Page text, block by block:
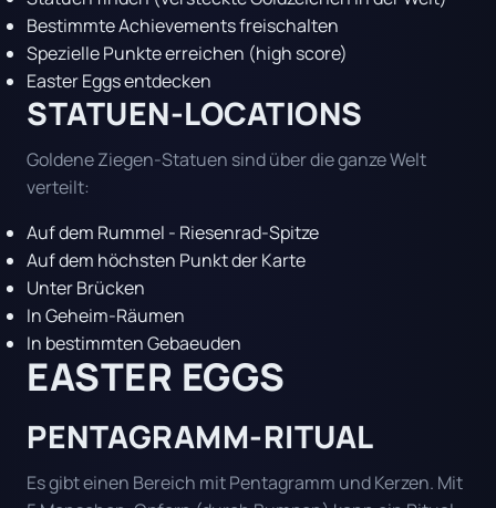
Bestimmte Achievements freischalten
Spezielle Punkte erreichen (high score)
Easter Eggs entdecken
STATUEN-LOCATIONS
Goldene Ziegen-Statuen sind über die ganze Welt
verteilt:
Auf dem Rummel - Riesenrad-Spitze
Auf dem höchsten Punkt der Karte
Unter Brücken
In Geheim-Räumen
In bestimmten Gebaeuden
EASTER EGGS
PENTAGRAMM-RITUAL
Es gibt einen Bereich mit Pentagramm und Kerzen. Mit